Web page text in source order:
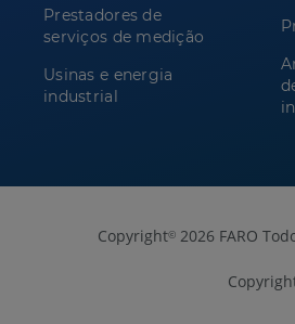
Prestadores de
serviços de medição
Usinas e energia
industrial
Copyright© 2026 FARO